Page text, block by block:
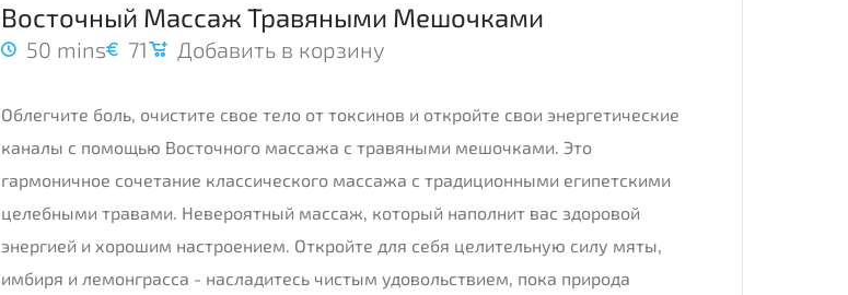
Восточный Массаж Травяными Мешочками
50 mins 71 Добавить в корзину
Облегчите боль, очистите свое тело от токсинов и откройте свои энергетические
каналы с помощью Восточного массажа с травяными мешочками. Это
гармоничное сочетание классического массажа с традиционными египетскими
целебными травами. Невероятный массаж, который наполнит вас здоровой
энергией и хорошим настроением. Откройте для себя целительную силу мяты,
имбиря и лемонграсса - насладитесь чистым удовольствием, пока природа